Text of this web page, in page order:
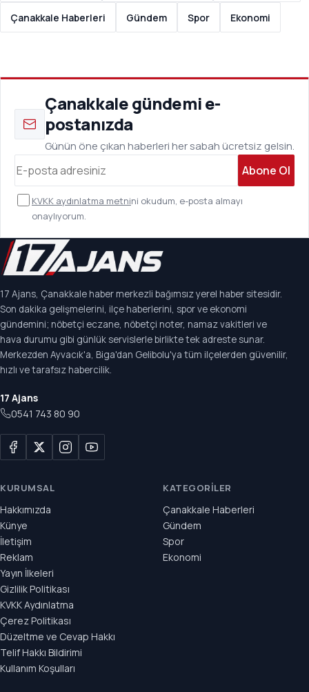
Çanakkale Haberleri Gündem Spor Ekonomi
Çanakkale gündemi e-
postanızda
Günün öne çıkan haberleri her sabah ücretsiz gelsin.
Abone Ol
KVKK aydınlatma metnini okudum, e-posta almayı
onaylıyorum.
17 Ajans, Çanakkale haber merkezli bağımsız yerel haber sitesidir.
Son dakika gelişmelerini, ilçe haberlerini, spor ve ekonomi
gündemini; nöbetçi eczane, nöbetçi noter, namaz vakitleri ve
hava durumu gibi günlük servislerle birlikte tek adreste sunar.
Merkezden Ayvacık'a, Biga'dan Gelibolu'ya tüm ilçelerden güvenilir,
hızlı ve tarafsız habercilik.
17 Ajans
0541 743 80 90
KURUMSAL
Hakkımızda
Künye
İletişim
Reklam
Yayın İlkeleri
Gizlilik Politikası
KVKK Aydınlatma
Çerez Politikası
Düzeltme ve Cevap Hakkı
Telif Hakkı Bildirimi
Kullanım Koşulları
KATEGORILER
Çanakkale Haberleri
Gündem
Spor
Ekonomi